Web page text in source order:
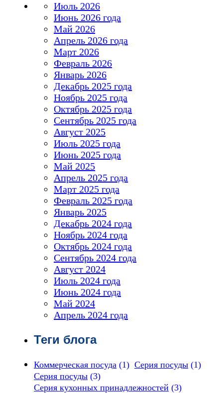
Июль 2026
Июнь 2026 года
Май 2026
Апрель 2026 года
Март 2026
Февраль 2026
Январь 2026
Декабрь 2025 года
Ноябрь 2025 года
Октябрь 2025 года
Сентябрь 2025 года
Август 2025
Июль 2025 года
Июнь 2025 года
Май 2025
Апрель 2025 года
Март 2025 года
Февраль 2025 года
Январь 2025
Декабрь 2024 года
Ноябрь 2024 года
Октябрь 2024 года
Сентябрь 2024 года
Август 2024
Июль 2024 года
Июнь 2024 года
Май 2024
Апрель 2024 года
Теги блога
Коммерческая посуда (1) Серия посуды (1)
Серия посуды (3)
Серия кухонных принадлежностей (3)